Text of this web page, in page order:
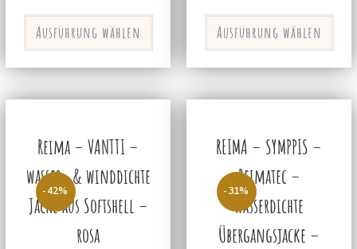
Ausführung wählen Ausführung wählen
-42%
Reima – VANTTI –
wasser- & winddichte
Jacke aus Softshell –
rosa
-31%
REIMA – SYMPPIS –
Reimatec –
wasserdichte
Übergangsjacke –